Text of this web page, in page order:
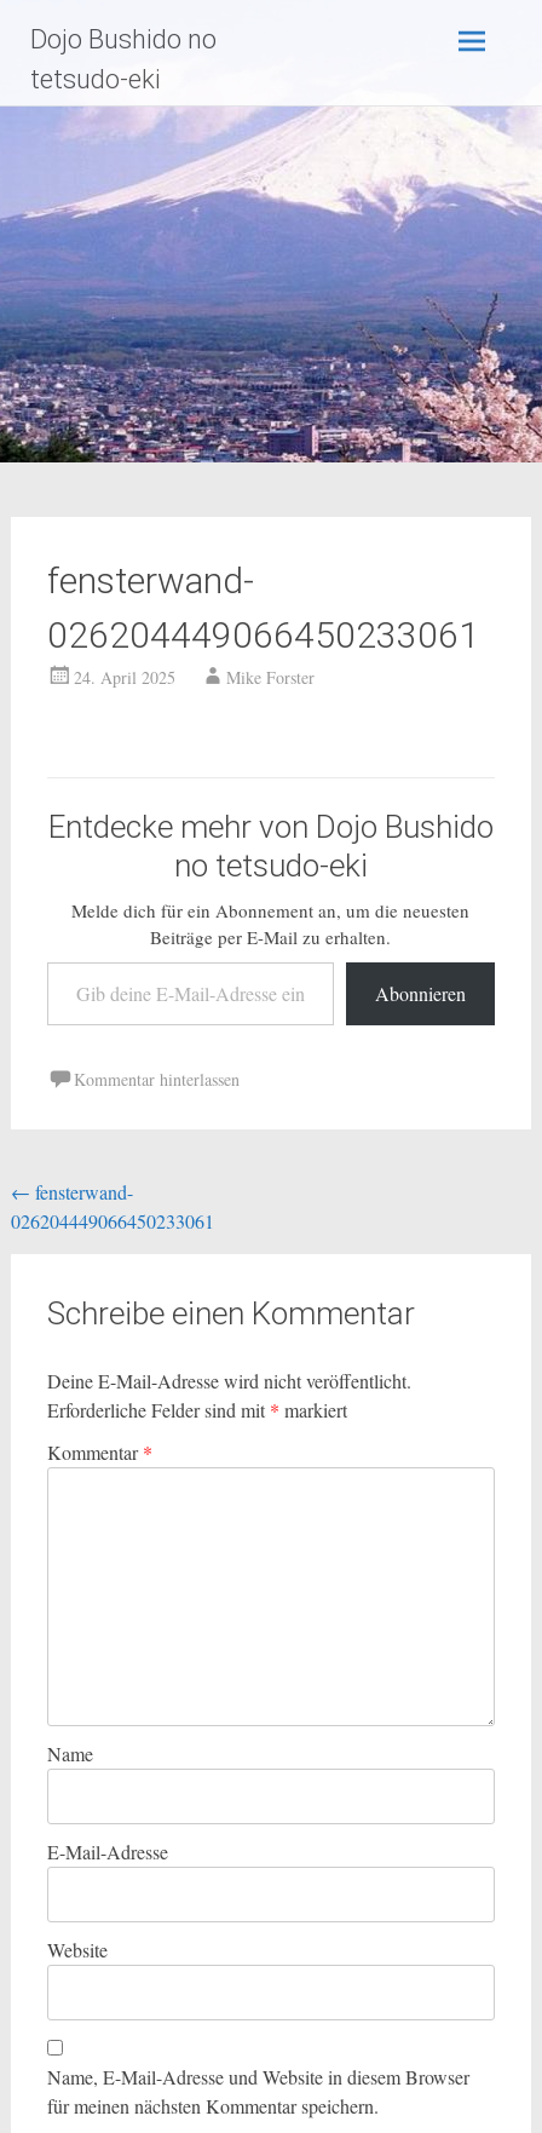
Inhalt
springen
Dojo Bushido no
tetsudo-eki
fensterwand-
026204449066450233061
24. April 2025 Mike Forster
Entdecke mehr von Dojo Bushido
no tetsudo-eki
Melde dich für ein Abonnement an, um die neuesten
Beiträge per E-Mail zu erhalten.
Gib deine E-Mail-Adresse ein ...
Abonnieren
Kommentar hinterlassen
Beitragsnavigation
← fensterwand-
026204449066450233061
Schreibe einen Kommentar
Deine E-Mail-Adresse wird nicht veröffentlicht.
Erforderliche Felder sind mit * markiert
Kommentar*
Name
E-Mail-Adresse
Website
Name, E-Mail-Adresse und Website in diesem Browser
für meinen nächsten Kommentar speichern.